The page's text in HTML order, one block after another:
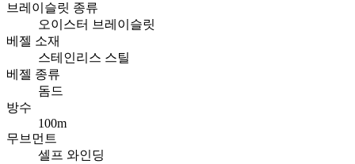
브레이슬릿 종류
오이스터 브레이슬릿
베젤 소재
스테인리스 스틸
베젤 종류
돔드
방수
100m
무브먼트
셀프 와인딩